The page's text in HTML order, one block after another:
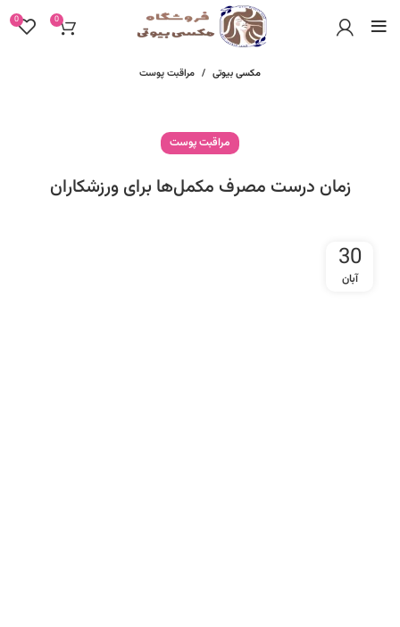
0
0
مکسی بیوتی مراقبت پوست
مراقبت پوست
زمان درست مصرف مکمل‌ها برای ورزشکاران
30
آبان